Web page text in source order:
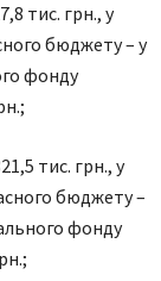
тис. грн., у
бюджету – у
фонду
тис. грн., у
бюджету –
фонду